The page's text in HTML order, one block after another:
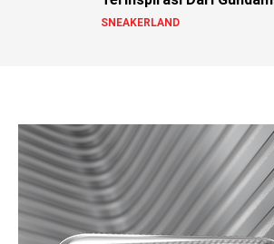
Ini!
SNEAKERLAND